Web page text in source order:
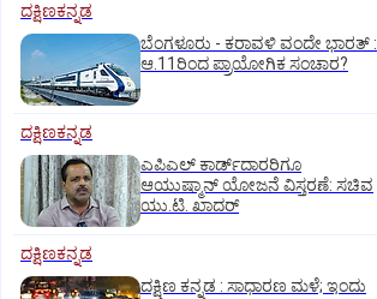
ದಕ್ಷಿಣಕನ್ನಡ
ಬೆಂಗಳೂರು - ಕರಾವಳಿ ವಂದೇ ಭಾರತ್‌ :
ಆ.11ರಿಂದ ಪ್ರಾಯೋಗಿಕ ಸಂಚಾರ?
ದಕ್ಷಿಣಕನ್ನಡ
ಎಪಿಎಲ್‌ ಕಾರ್ಡ್‌ದಾರರಿಗೂ
ಆಯುಷ್ಮಾನ್‌ ಯೋಜನೆ ವಿಸ್ತರಣೆ: ಸಚಿವ
ಯು.ಟಿ. ಖಾದರ್
ದಕ್ಷಿಣಕನ್ನಡ
ದಕ್ಷಿಣ ಕನ್ನಡ : ಸಾಧಾರಣ ಮಳೆ; ಇಂದು